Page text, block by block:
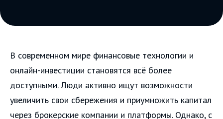
В современном мире финансовые технологии и
онлайн-инвестиции становятся всё более
доступными. Люди активно ищут возможности
увеличить свои сбережения и приумножить капитал
через брокерские компании и платформы. Однако, с